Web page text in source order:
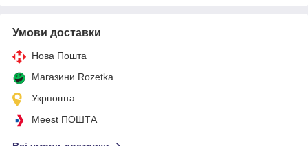
Умови доставки
Нова Пошта
Магазини Rozetka
Укрпошта
Meest ПОШТА